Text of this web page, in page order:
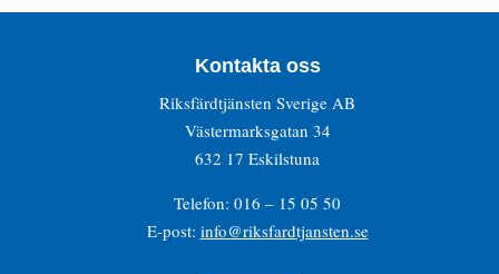
Kontakta oss
Riksfärdtjänsten Sverige AB
Västermarksgatan 34
632 17 Eskilstuna
Telefon: 016 – 15 05 50
E-post: info@riksfardtjansten.se